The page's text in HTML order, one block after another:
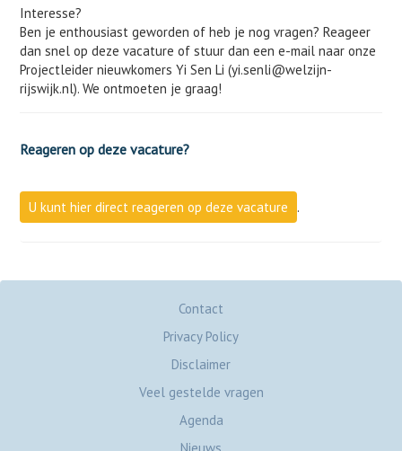
Interesse?
Ben je enthousiast geworden of heb je nog vragen? Reageer
dan snel op deze vacature of stuur dan een e-mail naar onze
Projectleider nieuwkomers Yi Sen Li (yi.senli@welzijn-
rijswijk.nl). We ontmoeten je graag!
Reageren op deze vacature?
U kunt hier direct reageren op deze vacature .
Contact
Privacy Policy
Disclaimer
Veel gestelde vragen
Agenda